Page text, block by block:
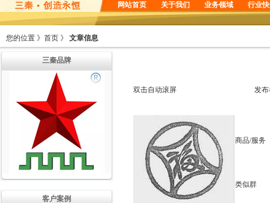
网站首页 关于我们
企业简介
业务领域
商标服务
行业
您的位置 》 首页 》 文章信息
三秦品牌
客户案例
双击自动滚屏 发布
商品/服务
类似群